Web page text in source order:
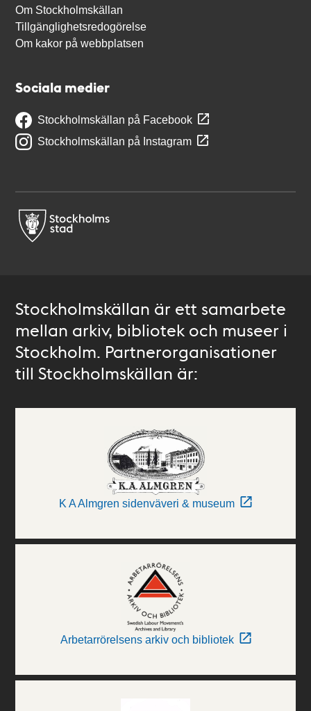
Om Stockholmskällan
Tillgänglighetsredogörelse
Om kakor på webbplatsen
Sociala medier
Stockholmskällan på Facebook
Stockholmskällan på Instagram
Stockholmskällan är ett samarbete
mellan arkiv, bibliotek och museer i
Stockholm. Partnerorganisationer
till Stockholmskällan är:
K A Almgren sidenväveri & museum
Arbetarrörelsens arkiv och bibliotek